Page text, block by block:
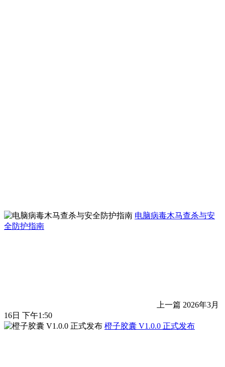
电脑病毒木马查杀与安
全防护指南
上一篇 2026年3月
16日 下午1:50
橙子胶囊 V1.0.0 正式发布